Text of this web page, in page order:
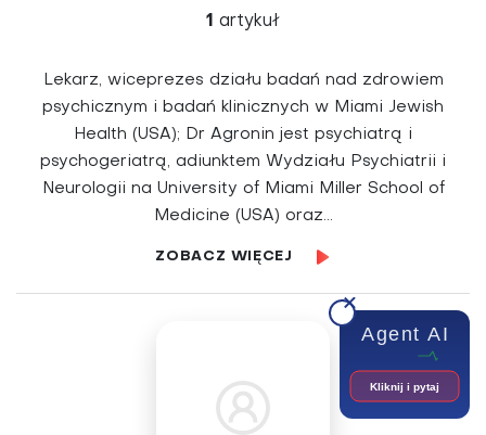
1 artykuł
Lekarz, wiceprezes działu badań nad zdrowiem
psychicznym i badań klinicznych w Miami Jewish
Health (USA); Dr Agronin jest psychiatrą i
psychogeriatrą, adiunktem Wydziału Psychiatrii i
Neurologii na University of Miami Miller School of
Medicine (USA) oraz...
ZOBACZ WIĘCEJ
Agent AI
Kliknij i pytaj